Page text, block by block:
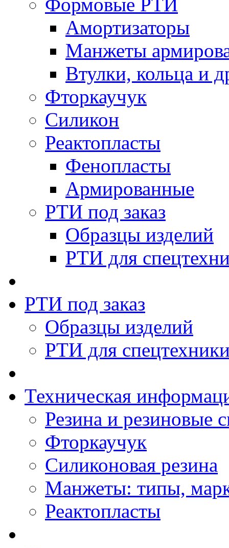
Амортизаторы
Манжеты
Втулки, кольца и
Фторкаучук
Силикон
Реактопласты
Фенопласты
Армированные
РТИ под заказ
Образцы изделий
РТИ для
РТИ под заказ
Образцы изделий
РТИ для
Техническая
Резина и резиновые
Фторкаучук
Силиконовая резина
Манжеты: типы,
Реактопласты